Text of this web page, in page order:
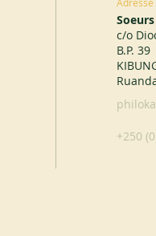
c/o
B.P. 39
+250